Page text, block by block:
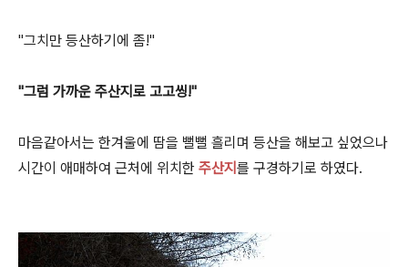
"그치만 등산하기에 좀!"
"그럼 가까운 주산지로 고고씽!"
마음같아서는 한겨울에 땀을 뻘뻘 흘리며 등산을 해보고 싶었으나
시간이 애매하여 근처에 위치한 주산지 를 구경하기로 하였다.